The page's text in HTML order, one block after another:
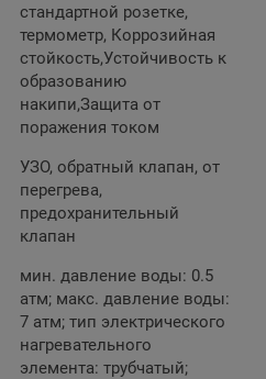
стандартной розетке,
термометр, Коррозийная
стойкость,Устойчивость к
образованию
накипи,Защита от
поражения током
УЗО, обратный клапан, от
перегрева,
предохранительный
клапан
мин. давление воды: 0.5
атм; макс. давление воды:
7 атм; тип электрического
нагревательного
элемента: трубчатый;